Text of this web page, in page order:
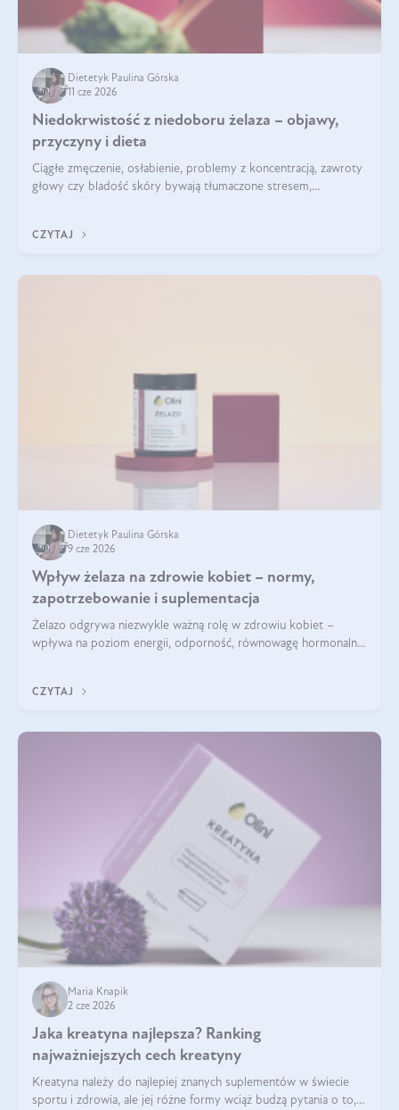
Dietetyk Paulina Górska
11 cze 2026
Niedokrwistość z niedoboru żelaza – objawy,
przyczyny i dieta
Ciągłe zmęczenie, osłabienie, problemy z koncentracją, zawroty
głowy czy bladość skóry bywają tłumaczone stresem,
CZYTAJ
Dietetyk Paulina Górska
9 cze 2026
Wpływ żelaza na zdrowie kobiet – normy,
zapotrzebowanie i suplementacja
Żelazo odgrywa niezwykle ważną rolę w zdrowiu kobiet –
wpływa na poziom energii, odporność, równowagę hormonalną
zawrotów głowy czy problemów z
CZYTAJ
Maria Knapik
2 cze 2026
Jaka kreatyna najlepsza? Ranking
najważniejszych cech kreatyny
Kreatyna należy do najlepiej znanych suplementów w świecie
sportu i zdrowia, ale jej różne formy wciąż budzą pytania o to,